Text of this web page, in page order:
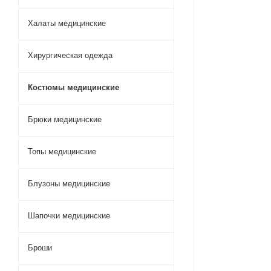
Халаты медицинские
Хирургическая одежда
Костюмы медицинские
Брюки медицинские
Топы медицинские
Блузоны медицинские
Шапочки медицинские
Броши